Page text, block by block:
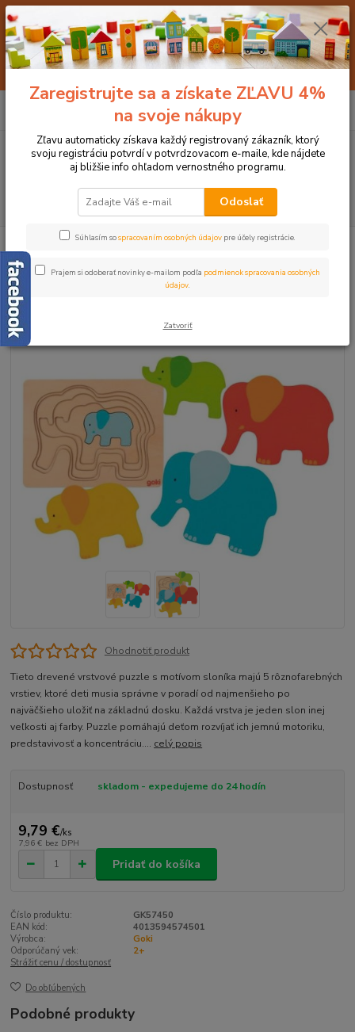
🌞 Viac ako 500 krásnych drevených hračiek so zľavami až do 5️⃣0️⃣%
nájdete v našom veľkom 🌻 LETNOM VÝPREDAJI 🌻 === Na nezľavnený
tovar si môže uplatniť okamžitú 5️⃣% zľavu s kódom: 👉 PRVYNAKUP 👈
=== Pre všetkých registrovaných zákazníkov máme teraz pripravené
špeciálne zľavy až do výšky 1️⃣5️⃣% , ktoré platia aj na už zľavnený tovar.
Menu
+421 905 675 525
Kocky, puzzle, stavebnice, mozaiky
Drevené, vrstvové, vkladacie
puzzle
Goki Drevené vrstvové puzzle
Slon
Ohodnotiť produkt
Tieto drevené vrstvové puzzle s motívom sloníka majú 5 rôznofarebných
vrstiev, ktoré deti musia správne v poradí od najmenšieho po
najväčšieho uložiť na základnú dosku. Každá vrstva je jeden slon inej
veľkosti aj farby. Puzzle pomáhajú deťom rozvíjať ich jemnú motoriku,
predstavivosť a koncentráciu.... celý popis
Dostupnosť skladom - expedujeme do 24 hodín
9,79 €/ks
7,96 € bez DPH
Pridať do košíka
Číslo produktu:
GK57450
EAN kód:
4013594574501
Výrobca:
Goki
Odporúčaný vek:
2+
Strážiť cenu / dostupnosť
Do obľúbených
Podobné produkty
Zaregistrujte sa a získate ZĽAVU 4%
na svoje nákupy
Zľavu automaticky získava každý registrovaný zákazník, ktorý
svoju registráciu potvrdí v potvrdzovacom e-maile, kde nájdete
aj bližšie info ohľadom vernostného programu.
Odoslať
Súhlasím sospracovaním osobných údajov pre účely registrácie.
Prajem si odoberať novinky e-mailom podľa podmienok spracovania osobných
údajov
Zatvoriť